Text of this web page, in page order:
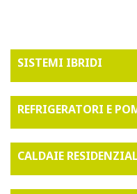
SISTEMI IBRIDI
REFRIGERATORI E
CALDAIE